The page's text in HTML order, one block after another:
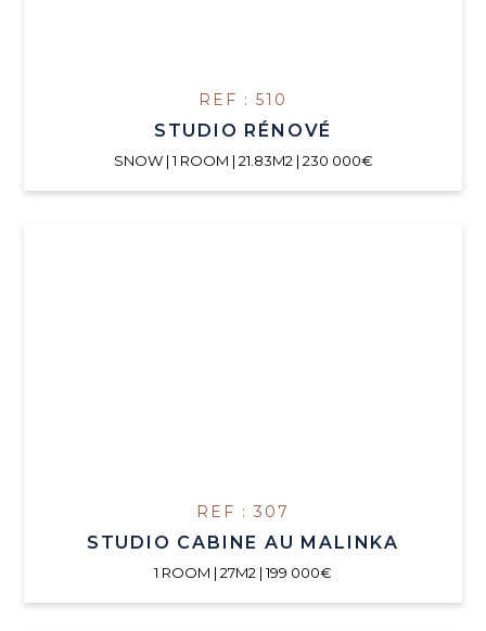
REF : 510
STUDIO RÉNOVÉ
SNOW | 1 ROOM | 21.83M2 | 230 000€
REF : 307
STUDIO CABINE AU MALINKA
1 ROOM | 27M2 | 199 000€